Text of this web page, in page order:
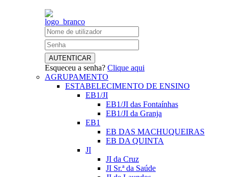
Esqueceu a senha? Clique aqui
AGRUPAMENTO
ESTABELECIMENTO DE ENSINO
EB1/JI
EB1/JI das Fontaínhas
EB1/JI da Granja
EB1
EB DAS MACHUQUEIRAS
EB DA QUINTA
JI
JI da Cruz
JI Sr.ª da Saúde